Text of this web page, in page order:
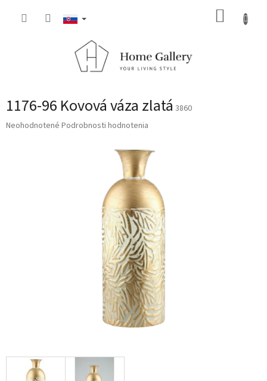
1176-96 Kovová váza zlatá 3860
Priemerné
Neohodnotené Podrobnosti hodnotenia